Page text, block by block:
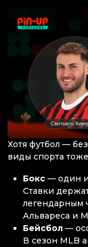
Хотя футбол —
виды спорта
Бокс — один
Ставки
легендарным
Альвареса и
Бейсбол —
В сезон MLB